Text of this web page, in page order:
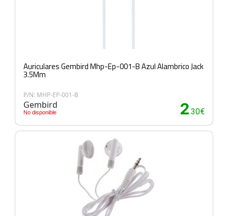
Auriculares Gembird Mhp-Ep-001-B Azul Alambrico Jack
3.5Mm
P/N: MHP-EP-001-B
Gembird
No disponible 2.30€